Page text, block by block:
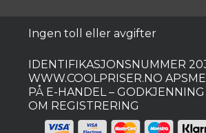
Ingen toll eller avgifter
IDENTIFIKASJONSNUMMER
WWW.COOLPRISER.NO
PÅ E-HANDEL –
OM REGISTRERING